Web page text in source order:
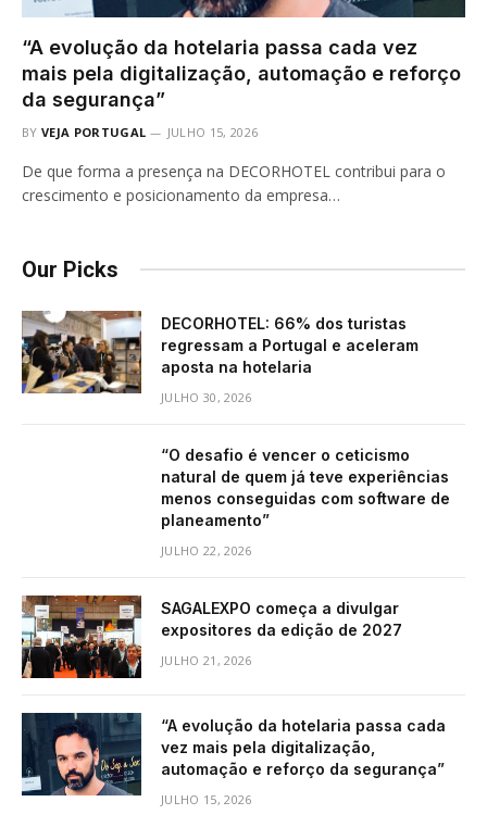
“A evolução da hotelaria passa cada vez
mais pela digitalização, automação e reforço
da segurança”
BY VEJA PORTUGAL JULHO 15, 2026
De que forma a presença na DECORHOTEL contribui para o
crescimento e posicionamento da empresa…
Our Picks
DECORHOTEL: 66% dos turistas
regressam a Portugal e aceleram
aposta na hotelaria
JULHO 30, 2026
“O desafio é vencer o ceticismo
natural de quem já teve experiências
menos conseguidas com software de
planeamento”
JULHO 22, 2026
SAGALEXPO começa a divulgar
expositores da edição de 2027
JULHO 21, 2026
“A evolução da hotelaria passa cada
vez mais pela digitalização,
automação e reforço da segurança”
JULHO 15, 2026